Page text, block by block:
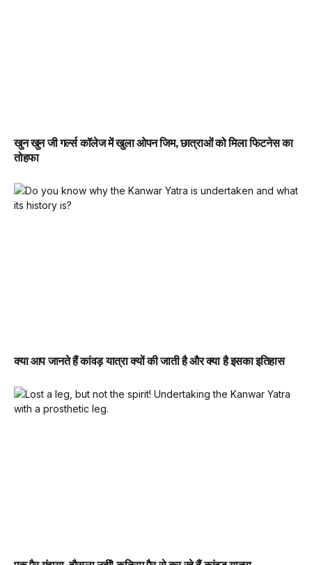
खुन खुन जी गर्ल्स कॉलेज में खुला ओपन जिम, छात्राओं को मिला फिटनेस का
तोहफा
क्या आप जानते हैं कांवड़ यात्रा क्यों की जाती है और क्या है इसका इतिहास